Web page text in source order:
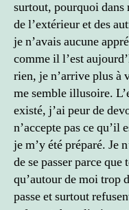
surtout, pourquoi
de l’extérieur et des
je n’avais aucune
comme il l’est
rien, je n’arrive plus à
me semble illusoire.
existé, j’ai peur de
n’accepte pas ce qu’il
je m’y été préparé. Je
de se passer parce
qu’autour de moi trop
passe et surtout